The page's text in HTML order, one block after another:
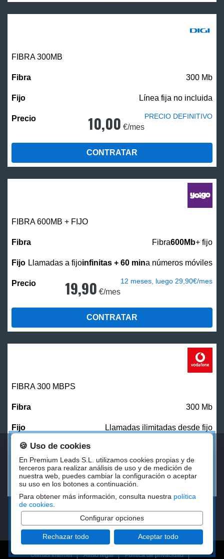
FIBRA 300MB
300 Mb
Línea fija no incluida
10,00 €/mes
PRECIO DEFINITIVO
CONTRATAR
FIBRA 600MB + FIJO
Fibra600Mb+ fijo
Llamadas a fijoinfinitas + 60 mina números móviles
19,90 €/mes
12 meses, luego 29,90€/mes
CONTRATAR
FIBRA 300 MBPS
300 Mb
Llamadas ilimitadas desde fijo
27,00 €/mes
CONTRATAR
Ofertas Internet| Aviso legal| Politica de privacidad|
🍪 Uso de cookies
En Premium Leads S.L. utilizamos cookies propias y de
terceros para realizar análisis de uso y de medición de
nuestra web, puedes cambiar la configuración o aceptar
su uso en los botones a continuación.
Para obtener más información, consulta nuestra política
de cookies
Configurar opciones
Rechazar todo Aceptar todo